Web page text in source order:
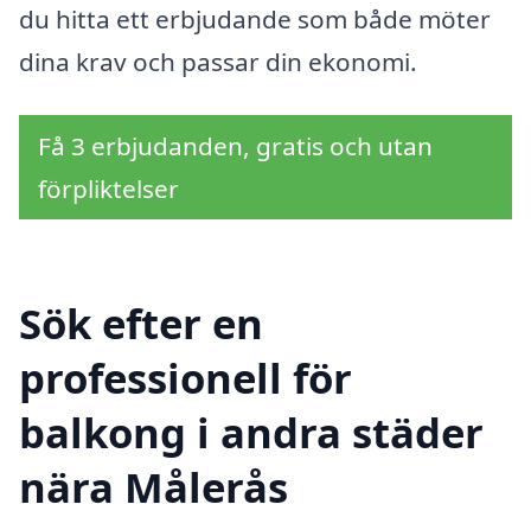
du hitta ett erbjudande som både möter
dina krav och passar din ekonomi.
Få 3 erbjudanden, gratis och utan
förpliktelser
Sök efter en
professionell för
balkong i andra städer
nära Målerås